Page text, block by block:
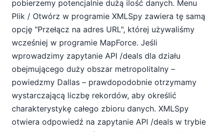
pobierzemy potencjalnie dużą ilość danych. Menu
Plik / Otwórz w programie XMLSpy zawiera tę samą
opcję "Przełącz na adres URL", której używaliśmy
wcześniej w programie MapForce. Jeśli
wprowadzimy zapytanie API /deals dla działu
obejmującego duży obszar metropolitalny –
powiedzmy Dallas – prawdopodobnie otrzymamy
wystarczającą liczbę rekordów, aby określić
charakterystykę całego zbioru danych. XMLSpy
otwiera odpowiedź na zapytanie API /deals w trybie